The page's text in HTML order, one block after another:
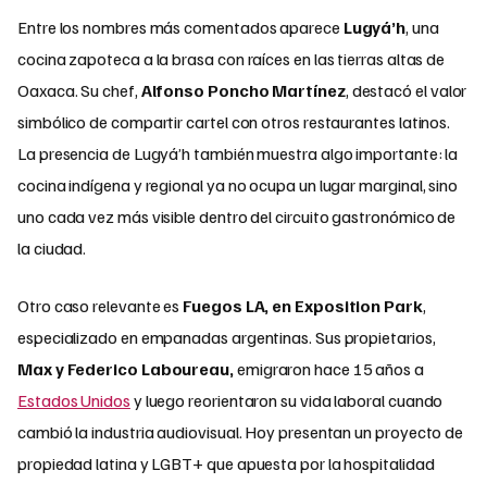
Entre los nombres más comentados aparece Lugyá’h, una
cocina zapoteca a la brasa con raíces en las tierras altas de
Oaxaca. Su chef, Alfonso Poncho Martínez, destacó el valor
simbólico de compartir cartel con otros restaurantes latinos.
La presencia de Lugyá’h también muestra algo importante: la
cocina indígena y regional ya no ocupa un lugar marginal, sino
uno cada vez más visible dentro del circuito gastronómico de
la ciudad.
Otro caso relevante es Fuegos LA, en Exposition Park,
especializado en empanadas argentinas. Sus propietarios,
Max y Federico Laboureau, emigraron hace 15 años a
Estados Unidos y luego reorientaron su vida laboral cuando
cambió la industria audiovisual. Hoy presentan un proyecto de
propiedad latina y LGBT+ que apuesta por la hospitalidad